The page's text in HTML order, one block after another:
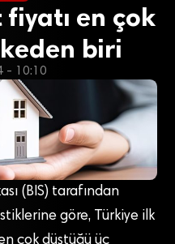
en çok
biri
- 10:10
(BIS) tarafından
göre, Türkiye ilk
çok düştüğü üç